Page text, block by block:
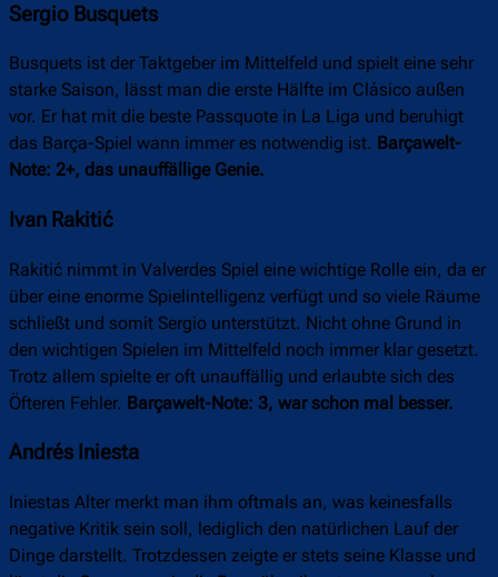
Sergio Busquets
Busquets ist der Taktgeber im Mittelfeld und spielt eine sehr
starke Saison, lässt man die erste Hälfte im Clásico außen
vor. Er hat mit die beste Passquote in La Liga und beruhigt
das Barça-Spiel wann immer es notwendig ist. Barçawelt-
Note: 2+, das unauffällige Genie.
Ivan Rakitić
Rakitić nimmt in Valverdes Spiel eine wichtige Rolle ein, da er
über eine enorme Spielintelligenz verfügt und so viele Räume
schließt und somit Sergio unterstützt. Nicht ohne Grund in
den wichtigen Spielen im Mittelfeld noch immer klar gesetzt.
Trotz allem spielte er oft unauffällig und erlaubte sich des
Öfteren Fehler. Barçawelt-Note: 3, war schon mal besser.
Andrés Iniesta
Iniestas Alter merkt man ihm oftmals an, was keinesfalls
negative Kritik sein soll, lediglich den natürlichen Lauf der
Dinge darstellt. Trotzdessen zeigte er stets seine Klasse und